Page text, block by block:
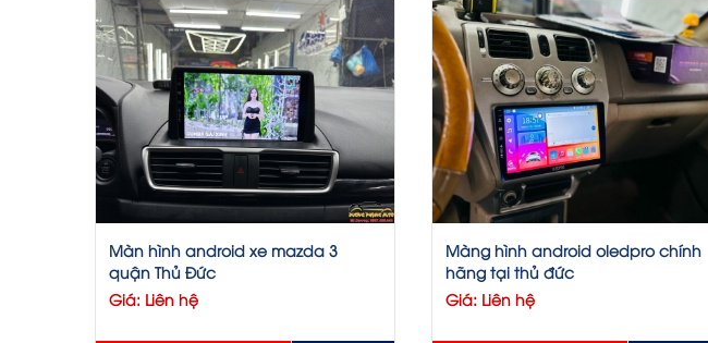
Màn hình android xe mazda 3
quận Thủ Đức
Giá: Liên hệ
Màng hình android oledpro chính
hãng tại thủ đức
Giá: Liên hệ